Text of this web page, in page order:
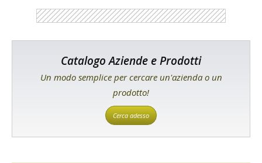
Catalogo Aziende e Prodotti
Un modo semplice per cercare un'azienda o un
prodotto!
Cerca adesso